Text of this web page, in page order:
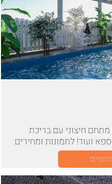
מתחם חיצוני עם בריכת
ועוד! לתמונות ומחירים